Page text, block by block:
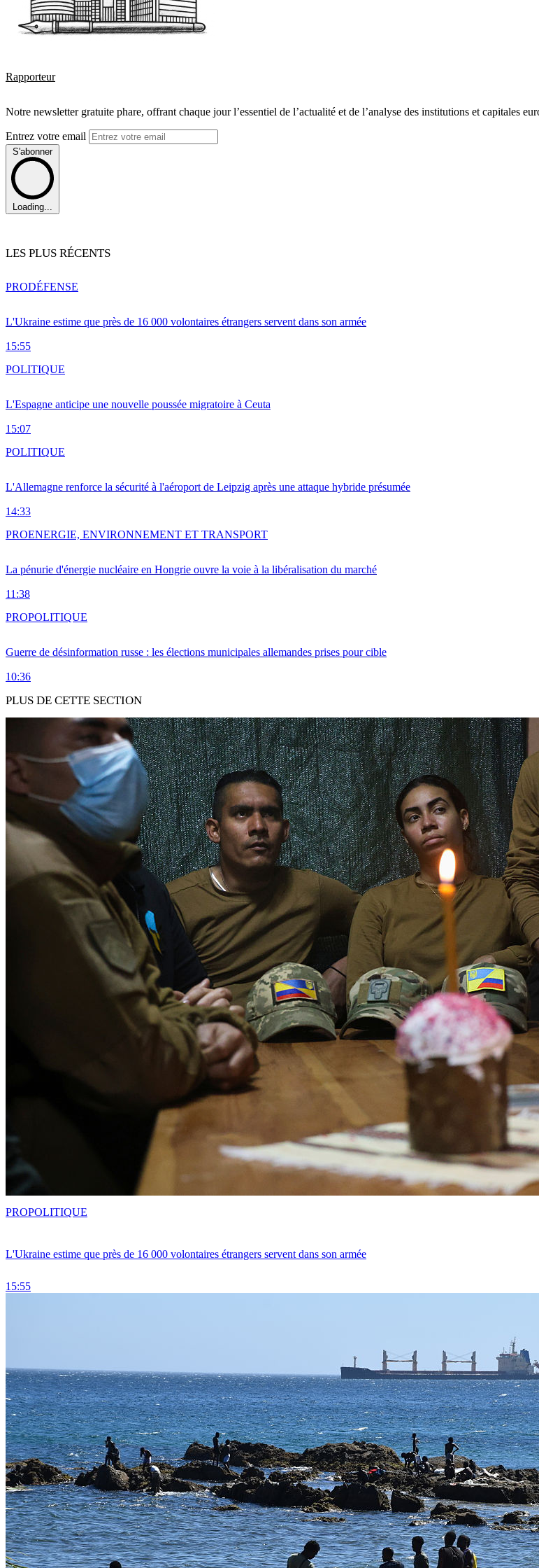
Rapporteur
Notre newsletter gratuite phare, offrant chaque jour l’essentiel de l’actualité et de l’analyse des institutions et capitales
Entrez votre email
S'abonner
Loading...
LES PLUS RÉCENTS
L'Ukraine estime que près de 16 000 volontaires étrangers servent dans son armée
15:55
PRODÉFENSE
L'Espagne anticipe une nouvelle poussée migratoire à Ceuta
15:07
POLITIQUE
L'Allemagne renforce la sécurité à l'aéroport de Leipzig après une attaque hybride présumée
14:33
POLITIQUE
La pénurie d'énergie nucléaire en Hongrie ouvre la voie à la libéralisation du marché
11:38
PROENERGIE, ENVIRONNEMENT ET TRANSPORT
Guerre de désinformation russe : les élections municipales allemandes prises pour cible
10:36
PROPOLITIQUE
PLUS DE CETTE SECTION
L'Ukraine estime que près de 16 000 volontaires étrangers servent dans son armée
15:55
PROPOLITIQUE